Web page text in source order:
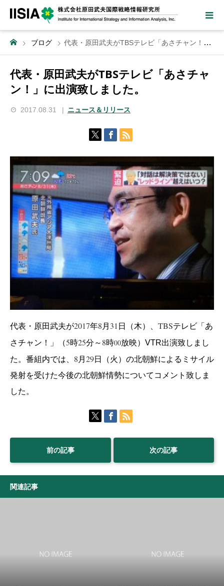
ブログ 代表・原田武夫がTBSテレビ「あさチャン！」に出演致しました。
代表・原田武夫がTBSテレビ「あさチャ
ン！」に出演致しました。
2017.08.31 ニュース＆リリース
代表・原田武夫が2017年8 月 31 日（木）、 TBSテレビ「あ
さチャン！」（5時25分～ 8時00放映）VTR出演致しまし
た。番組内では、 8 月 29日（火）の北朝鮮によるミサイル
発射を受けた今後の北朝鮮情勢についてコメント致しま
した。
前の記事 次の記事
関連記事